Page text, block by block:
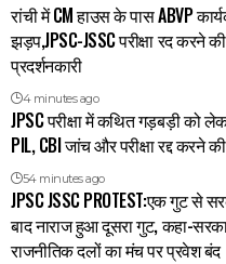
रांची में CM हाउस के पास ABVP
झड़प,JPSC-JSSC परीक्षा रद करने
प्रदर्शनकारी
4 minutes ago
JPSC परीक्षा में कथित गड़बड़ी को
PIL, CBI जांच और परीक्षा रद्द करने
54 minutes ago
JPSC JSSC PROTEST:एक गुट से
बाद नाराज हुआ दूसरा गुट, कहा-
राजनीतिक दलों का मंच पर प्रवेश बंद